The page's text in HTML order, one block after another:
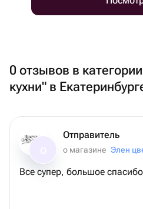
0 отзывов в
кухни" в
Отправитель
о магазине Элен
Все супер, большое